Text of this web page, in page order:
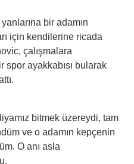
bir adamın
için kendilerine ricada
çalışmalara
spor ayakkabısı bularak
bitmek üzereydi, tam
ve o adamın kepçenin
O anı asla